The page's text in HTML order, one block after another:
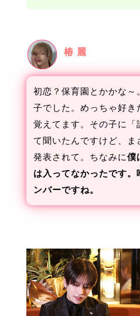
椿 麗
初恋？保育園とかかな～
子でした。めっちゃ好き
覚えてます。その子に「
て聞いたんですけど、ま
発表されて。ちなみに僕
は入ってなかったです。
ンバーですね。